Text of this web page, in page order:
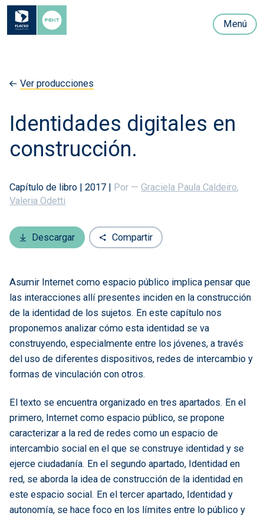
Menú
Ver producciones
Identidades digitales en
construcción.
Capítulo de libro |2017 Por — Graciela Paula Caldeiro,
Valeria Odetti
Descargar Compartir
Asumir Internet como espacio público implica pensar que
las interacciones allí presentes inciden en la construcción
de la identidad de los sujetos. En este capítulo nos
proponemos analizar cómo esta identidad se va
construyendo, especialmente entre los jóvenes, a través
del uso de diferentes dispositivos, redes de intercambio y
formas de vinculación con otros.
El texto se encuentra organizado en tres apartados. En el
primero, Internet como espacio público, se propone
caracterizar a la red de redes como un espacio de
intercambio social en el que se construye identidad y se
ejerce ciudadanía. En el segundo apartado, Identidad en
red, se aborda la idea de construcción de la identidad en
este espacio social. En el tercer apartado, Identidad y
autonomía, se hace foco en los límites entre lo público y